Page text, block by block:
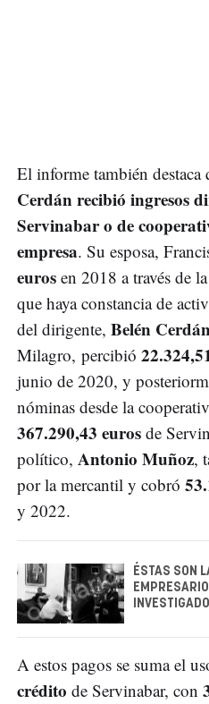
El informe también destaca
Cerdán recibió ingresos
Servinabar o de
empresa. Su esposa,
euros en 2018 a través de
que haya constancia de
del dirigente, Belén
Milagro, percibió
junio de 2020, y
nóminas desde la
367.290,43 euros de
político, Antonio Muñoz,
por la mercantil y cobró
y 2022.
ÉSTAS SON
A estos pagos se suma el
crédito de Servinabar, con